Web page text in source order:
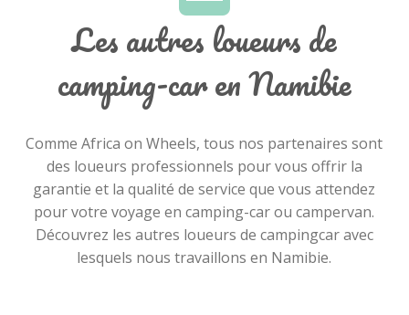
Les autres loueurs de
camping-car en Namibie
Comme Africa on Wheels, tous nos partenaires sont
des loueurs professionnels pour vous offrir la
garantie et la qualité de service que vous attendez
pour votre voyage en camping-car ou campervan.
Découvrez les autres loueurs de campingcar avec
lesquels nous travaillons en Namibie.